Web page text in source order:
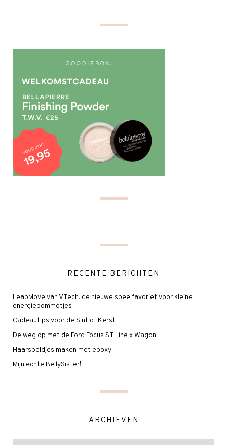
RECENTE BERICHTEN
LeapMove van VTech: de nieuwe speelfavoriet voor kleine
energiebommetjes
Cadeautips voor de Sint of Kerst
De weg op met de Ford Focus ST Line x Wagon
Haarspeldjes maken met epoxy!
Mijn echte BellySister!
ARCHIEVEN